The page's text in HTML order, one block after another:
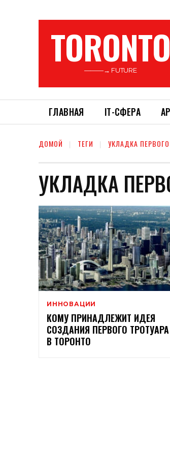
TORONTO
———→ FUTURE
ГЛАВНАЯ ІТ-СФЕРА
ДОМОЙ ТЕГИ УКЛАДКА
УКЛАДКА
ИННОВАЦИИ
КОМУ ПРИНАДЛЕЖИТ ИДЕЯ
СОЗДАНИЯ ПЕРВОГО ТРОТУАРА
В ТОРОНТО